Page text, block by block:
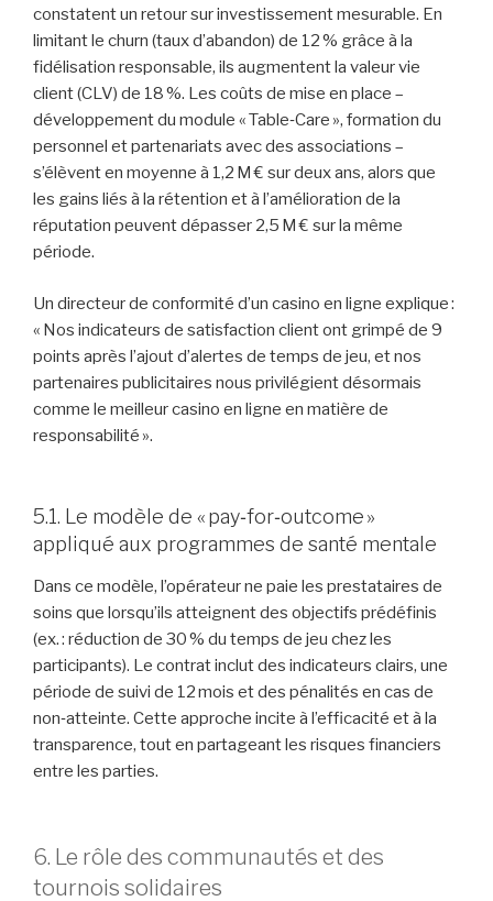
constatent un retour sur investissement mesurable. En
limitant le churn (taux d’abandon) de 12 % grâce à la
fidélisation responsable, ils augmentent la valeur vie
client (CLV) de 18 %. Les coûts de mise en place –
développement du module « Table‑Care », formation du
personnel et partenariats avec des associations –
s’élèvent en moyenne à 1,2 M € sur deux ans, alors que
les gains liés à la rétention et à l’amélioration de la
réputation peuvent dépasser 2,5 M € sur la même
période.
Un directeur de conformité d’un casino en ligne explique :
« Nos indicateurs de satisfaction client ont grimpé de 9
points après l’ajout d’alertes de temps de jeu, et nos
partenaires publicitaires nous privilégient désormais
comme le meilleur casino en ligne en matière de
responsabilité ».
5.1. Le modèle de « pay‑for‑outcome »
appliqué aux programmes de santé mentale
Dans ce modèle, l’opérateur ne paie les prestataires de
soins que lorsqu’ils atteignent des objectifs prédéfinis
(ex. : réduction de 30 % du temps de jeu chez les
participants). Le contrat inclut des indicateurs clairs, une
période de suivi de 12 mois et des pénalités en cas de
non‑atteinte. Cette approche incite à l’efficacité et à la
transparence, tout en partageant les risques financiers
entre les parties.
6. Le rôle des communautés et des
tournois solidaires